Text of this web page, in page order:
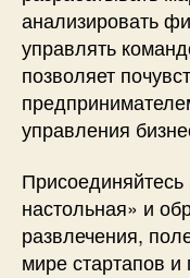
анализировать
управлять
позволяет
управления
настольная» и
развлечения,
мире стартапов